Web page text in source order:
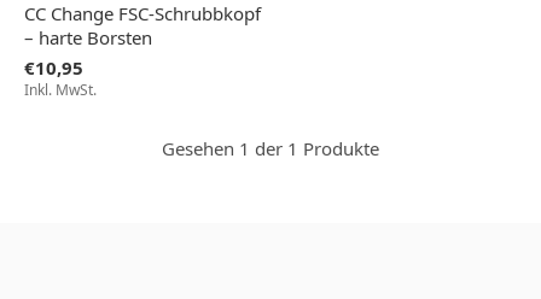
CC Change FSC-Schrubbkopf
– harte Borsten
€10,95
Inkl. MwSt.
Gesehen 1 der 1 Produkte